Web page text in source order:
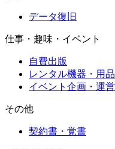
データ復旧
仕事・趣味・イベント
自費出版
レンタル機器・用品
イベント企画・運営
その他
契約書・覚書